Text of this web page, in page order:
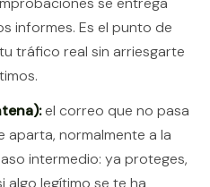
informes. Es el punto de
tráfico real sin arriesgarte
el correo que no pasa
aparta, normalmente a la
intermedio: ya proteges,
algo legítimo se te ha